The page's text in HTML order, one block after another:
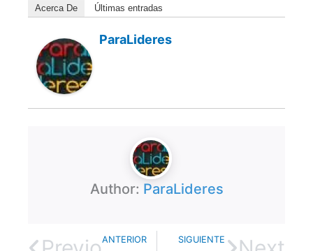
Acerca De Últimas entradas
ParaLideres
Author: ParaLideres
ANTERIOR SIGUIENTE